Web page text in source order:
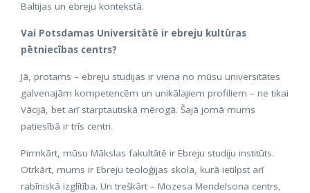
Baltijas un ebreju kontekstā.
Vai Potsdamas Universitātē ir ebreju kultūras
pētniecības centrs?
Jā, protams – ebreju studijas ir viena no mūsu universitātes
galvenajām kompetencēm un unikālajiem profiliem – ne tikai
Vācijā, bet arī starptautiskā mērogā. Šajā jomā mums
patiesībā ir trīs centri.
Pirmkārt, mūsu Mākslas fakultātē ir Ebreju studiju institūts.
Otrkārt, mums ir Ebreju teoloģijas skola, kurā ietilpst arī
rabīniskā izglītība. Un treškārt – Mozesa Mendelsona centrs,